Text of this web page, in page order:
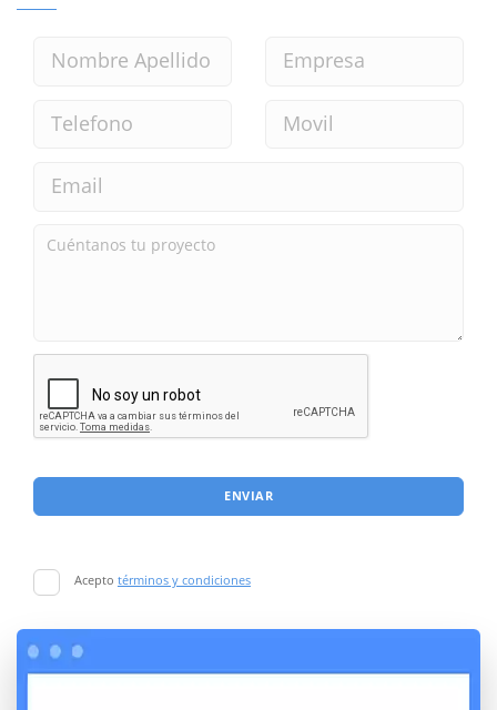
ENVIAR
Acepto términos y condiciones